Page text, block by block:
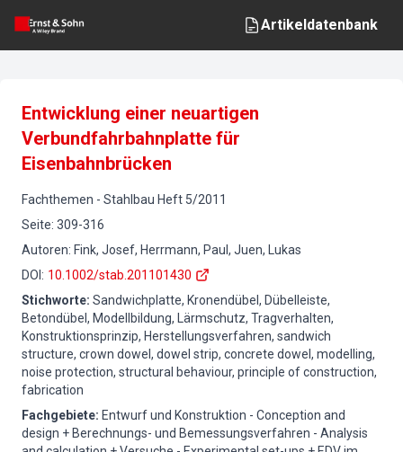
Artikeldatenbank
Entwicklung einer neuartigen
Verbundfahrbahnplatte für
Eisenbahnbrücken
Fachthemen - Stahlbau Heft 5/2011
Seite: 309-316
Autoren: Fink, Josef, Herrmann, Paul, Juen, Lukas
DOI : 10.1002/stab.201101430
Stichworte: Sandwichplatte, Kronendübel, Dübelleiste,
Betondübel, Modellbildung, Lärmschutz, Tragverhalten,
Konstruktionsprinzip, Herstellungsverfahren, sandwich
structure, crown dowel, dowel strip, concrete dowel, modelling,
noise protection, structural behaviour, principle of construction,
fabrication
Fachgebiete: Entwurf und Konstruktion - Conception and
design + Berechnungs- und Bemessungsverfahren - Analysis